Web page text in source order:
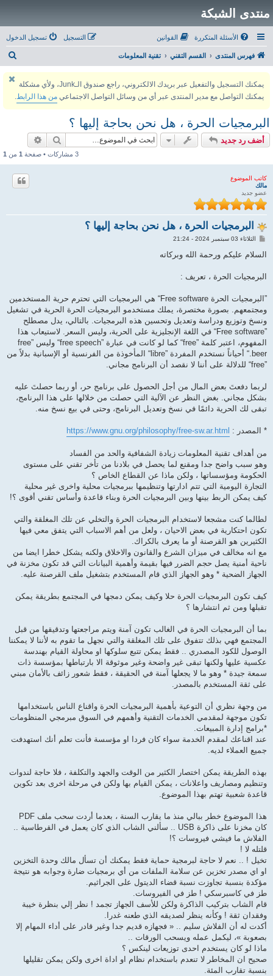
منتدى الشبكة
الأسئلة المتكررة القوانين تسجيل الدخول التسجيل
فهرس المنتدى القسم التقني تقنية المعلومات
يمكنك التسجيل والتفعيل عبر بريدك الالكتروني، راجع صندوق الـJunk، ولأي مشكلة
يمكنك التواصل مع مدير المنتدى عبر أي من وسائل التواصل الاجتماعي من هذا الرابط.
البرمجيات الحرة ، هل نحن بحاجة إليها ؟
أضف رد جديد بحث
3 مشاركات • صفحة 1 من 1
كاتب الموضوع
مالك
عضو جديد
البرمجيات الحرة ، هل نحن بحاجة إليها ؟
الثلاثاء 03 سبتمبر 2024 - 21:24
السلام عليكم ورحمة الله وبركاته
البرمجيات الحرة ، تعريف :
”البرمجيات الحرة Free software“ هي البرمجيات التي تحترم حرية المستخدمين
ومجتمعهم. بصورة مختصرة، يملك مستخدمو البرمجيات الحرة الحرية في تشغيل
ونسخ وتوزيع ودراسة وتعديل وتحسين هذه البرمجيات. بالتالي، يدل مصطلح
”Free software“ في اللغة الإنجليزية على الحرية، وليس السعر. لاستيعاب هذا
المفهوم، اعتبر كلمة ”free“ كما لو كانت في عبارة ”free speech“ وليس ”free
beer.“ أحياناً نستخدم المفردة ”libre“ المأخوذة من الفرنسية أو الإسبانية بدلاً من
”free“ للدلالة على أننا لا نقصد أن البرنامج مجاني.
لربما دفعتَ بعض المال من أجل الحصول على برنامج حر، أو ربما حصلتَ عليه
بشكل مجاني. بغض النظر عن الآلية التي حصلت من خلالها على هذا البرنامج،
تبقى لك الحرية دائمًا في نسخ وتعديل البرنامج، وحتى في بيع نسخ منه.
* المصدر : https://www.gnu.org/philosophy/free-sw.ar.html
من أهداف تقنية المعلومات زيادة الشفافية والحد من الفساد
وهو سبب واضح جدا ومقنع لما يحصل في بلادنا من تأخر تقني على مستوى
الحكومة ومؤسساتها ، ولكن ماذا عن القطاع الخاص ؟
التجارة اليومية التي تتم ادارتها وتنظيمها ببرمجيات محلية واخرى غير محلية
كيف يمكن الربط بينها وبين البرمجيات الحرة وبناء قاعدة وأساس تقني أقوى ؟!
لطالما كنت مشجعا لاستخدام البرمجيات الحرة والتخلي عن تلك المغلقة والتي
تكون احتكارية في بعض الاحيان ، ولعل من أهم الاسباب التي يتفق معي فيها
الكثيرين هو القرصنة أو ما يعرف بالكراك.
مع انه مخالف في ميزان الشرع والقانون والاخلاق ولكنه يشكل خطرا ايضا من
ناحية أمنية يصل حجم الضرر فيها بقيمة وأهمية البيانات التي قد تكون مخزنة في
الجهاز الضحية * وهو الجهاز الذي قام المستخدم بتشغيل ملف القرصنة عليه.
كيف تكون البرمجيات الحرة حلا وكيف يمكن دمجها في المجتمع بطريقة يمكن
تقبلها ومن ثم انتشارها ؟
بما أن البرمجيات الحرة في الغالب تكون آمنة ويتم مراجعتها وتدقيقها من قبل
المجتمع فهي بذلك تتفوق على تلك المغلقة والتي نجهل ما تقوم به لأننا لا يمكننا
الوصول للكود المصدري .. فقط يمكن تتبع سلوكها او محاولة القيام بهندسة
عكسية عليها ولكنها تبقى غير واضحة وغير موثوقة الا بارتباطها بمؤسسة ذات
سمعة جيدة * وهو ما لا يجعلها آمنة في الحقيقة ، فقط شعور زائف بالأمان مبني
على ثقة المستخدم بالمصدر.
من وجهة نظري أن التوعية بأهمية البرمجيات الحرة واقناع الناس باستخدامها
تكون موجهة لمقدمي الخدمات التقنية وأهمهم في السوق مبرمجي المنظومات
*برامج إدارة المبيعات.
عند اقناعك لمقدم الخدمة سواء كان فردا او مؤسسة فأنت تعلم أنك استهدفت
جميع العملاء لديه.
بهذه الطريقة يمكن اختصار الكثير من الوقت والجهد والتكلفة ، فلا حاجة لندوات
وتنظيم ومصاريف واعلانات ، يمكن القيام بها ولكن في مرحلة اخرى بعد تكوين
قاعدة شعبية تهتم بهذا الموضوع.
هذا الموضوع خطر ببالي منذ ما يقارب السنة ، بعدما أردت سحب ملف PDF
كان مخزنا على ذاكرة USB .. سألني الشاب الذي كان يعمل في القرطاسية ..
الفلاش ما فيشي فيروسات ؟!
قلتله لا !
تخيل ! .. نعم لا حاجة لبرمجية حماية فقط يمكنك أن تسأل مالك وحدة التخزين
او اي مصدر تخزين عن سلامة الملفات من أي برمجيات ضارة وجوابه هو نتيجة
مؤكدة بنسبة تجاوزت نسبة قضاء الديتول على الجراثيم.
طز في كاسبرسكي ! طز في الفيروسات.
قام الشاب بتركيب الذاكرة ولكن للأسف الجهاز تجمد ! نظر إلي بنظرة خيبة
وفقدان ثقة ! وكأنه ينظر لصديقه الذي طعنه غدرا.
أكدت له أن الفلاش سليم .. « فجهازه قديم جدا وغير قادر على أداء المهام إلا
بصعوبة »، ليكمل عمله ويسحب الورقات ..
ماذا لو كان يستخدم احدى توزيعات لينكس ؟
صحيح ان المخاطر لا تنعدم باستخدام نظام او اداة اخرى ولكن يمكن تقليلها
بنسبة تقارب المئة.